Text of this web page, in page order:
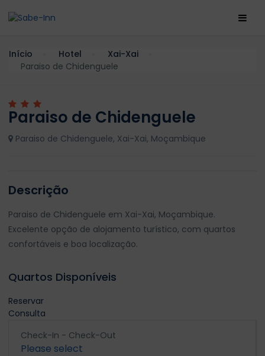
Início Hotel
Xai-Xai
Paraiso de Chidenguele
Paraiso de Chidenguele
Paraiso de Chidenguele, Xai-Xai, Moçambique
Descrição
Paraiso de Chidenguele em Xai-Xai, Moçambique.
Excelente opção de alojamento turístico, com quartos
confortáveis e boa localização.
Quartos Disponíveis
Reservar
Consulta
Check-In - Check-Out
Please select